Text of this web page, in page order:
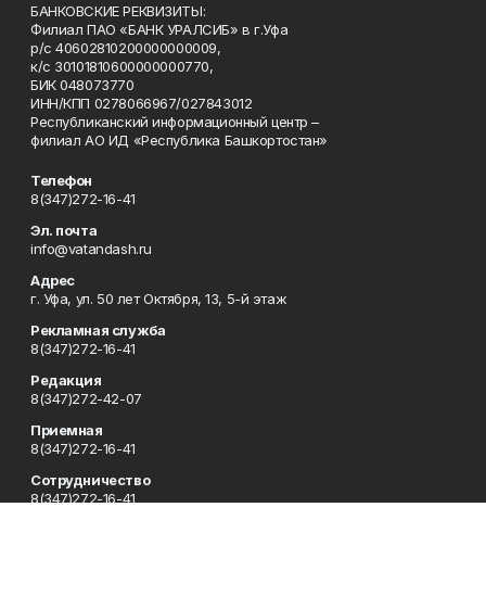
БАНКОВСКИЕ РЕКВИЗИТЫ:
Филиал ПАО «БАНК УРАЛСИБ» в г.Уфа
р/с 40602810200000000009,
к/с 30101810600000000770,
БИК 048073770
ИНН/КПП 0278066967/027843012
Республиканский информационный центр –
филиал АО ИД «Республика Башкортостан»
Телефон
8(347)272-16-41
Эл. почта
info@vatandash.ru
Адрес
г. Уфа, ул. 50 лет Октября, 13, 5-й этаж
Рекламная служба
8(347)272-16-41
Редакция
8(347)272-42-07
Приемная
8(347)272-16-41
Сотрудничество
8(347)272-16-41